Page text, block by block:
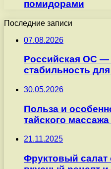
помидорами
Последние записи
07.08.2026
Российская ОС —
стабильность
30.05.2026
Польза и
тайского
21.11.2025
Фруктовый салат